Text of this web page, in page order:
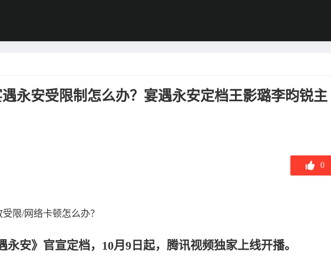
永安受限制怎么办？宴遇永安定档王影璐李昀锐主
0
限/网络卡顿怎么办？
永安》官宣定档，10月9日起，腾讯视频独家上线开播。